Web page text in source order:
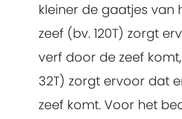
kleiner de gaatjes van
zeef (bv. 120T) zorgt
verf door de zeef
32T) zorgt ervoor dat
zeef komt. Voor het